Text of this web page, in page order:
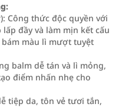
Công thức độc quyền với
đầy và làm mịn kết cấu
màu lì mượt tuyệt
balm dễ tán và lì mỏng,
điểm nhấn nhẹ cho
tiệp da, tôn vẻ tươi tắn,